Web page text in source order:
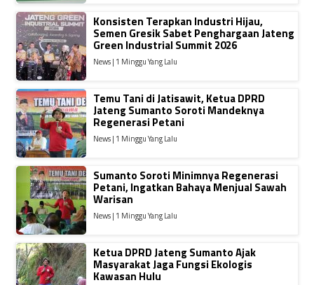
Konsisten Terapkan Industri Hijau,
Semen Gresik Sabet Penghargaan Jateng
Green Industrial Summit 2026
News | 1 Minggu Yang Lalu
Temu Tani di Jatisawit, Ketua DPRD
Jateng Sumanto Soroti Mandeknya
Regenerasi Petani
News | 1 Minggu Yang Lalu
Sumanto Soroti Minimnya Regenerasi
Petani, Ingatkan Bahaya Menjual Sawah
Warisan
News | 1 Minggu Yang Lalu
Ketua DPRD Jateng Sumanto Ajak
Masyarakat Jaga Fungsi Ekologis
Kawasan Hulu